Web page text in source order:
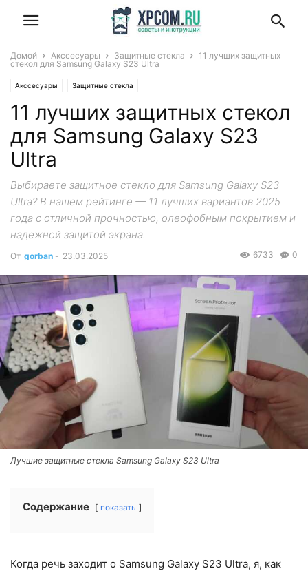
Домой Акссесуары Защитные стекла
11 лучших защитных
стекол для Samsung Galaxy S23 Ultra
Акссесуары Защитные стекла
11 лучших защитных стекол
для Samsung Galaxy S23
Ultra
Выбираете защитное стекло для Samsung Galaxy S23
Ultra? В нашем рейтинге — 11 лучших вариантов 2025
года с отличной прочностью, олеофобным покрытием и
надежной защитой экрана.
От gorban - 23.03.2025 0
6733
Лучшие защитные стекла Samsung Galaxy S23 Ultra
Содержание показать
Когда речь заходит о Samsung Galaxy S23 Ultra, я, как